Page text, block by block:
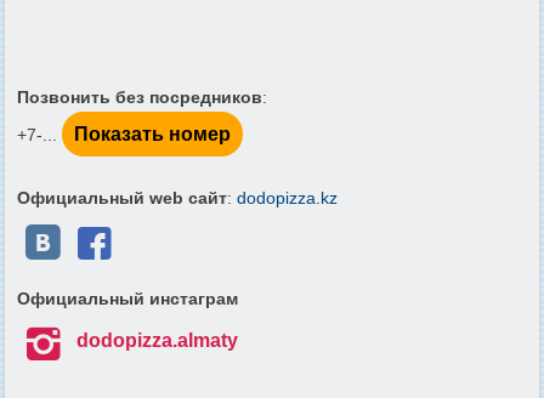
Позвонить без посредников:
+7-...
Показать номер
Официальный web сайт: dodopizza.kz
 
Официальный инстаграм
 dodopizza.almaty